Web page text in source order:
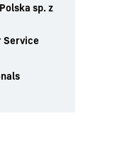
sp. z
Service